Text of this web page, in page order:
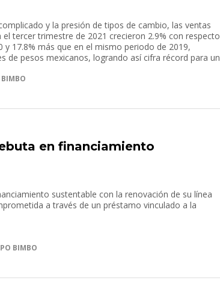
y la presión de tipos de cambio, las ventas
tercer trimestre de 2021 crecieron 2.9% con respecto
y 17.8% más que en el mismo periodo de 2019,
de pesos mexicanos, logrando así cifra récord para un
las geografías.
en financiamiento
sustentable con la renovación de su línea
a través de un préstamo vinculado a la
BIMBO